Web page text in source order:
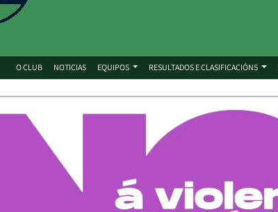
O CLUB NOTICIAS EQUIPOS RESULTADOS E CLASIFICACIÓNS